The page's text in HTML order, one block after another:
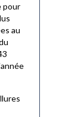
pour
au